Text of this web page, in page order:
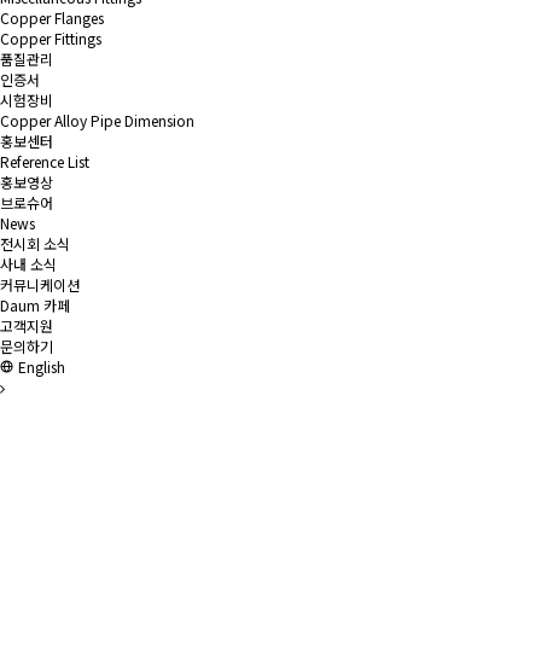
Copper Flanges
Copper Fittings
품질관리
인증서
시험장비
Copper Alloy Pipe Dimension
홍보센터
Reference List
홍보영상
브로슈어
News
전시회 소식
사내 소식
커뮤니케이션
Daum 카페
고객지원
문의하기
English